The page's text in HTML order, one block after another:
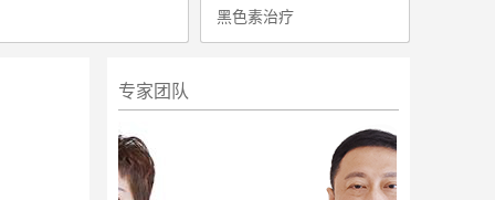
黑色素治疗
专家团队